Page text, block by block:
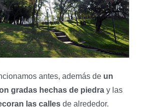
antes, además de un
gradas hechas de piedra y las
las calles de alrededor.